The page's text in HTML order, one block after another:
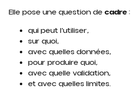
Elle pose une question de cadre:
qui peut l’utiliser,
sur quoi,
avec quelles données,
pour produire quoi,
avec quelle validation,
et avec quelles limites.